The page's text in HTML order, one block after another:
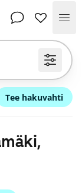
Tee hakuvahti